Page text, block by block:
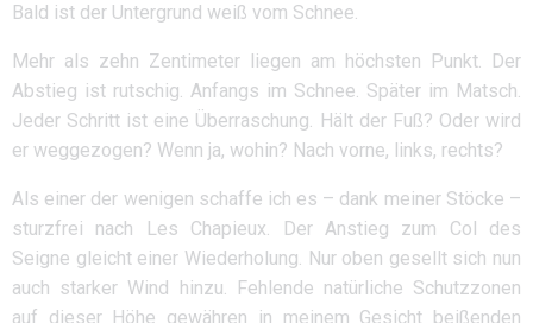
Bald ist der Untergrund weiß vom Schnee.
Mehr als zehn Zentimeter liegen am höchsten Punkt. Der
Abstieg ist rutschig. Anfangs im Schnee. Später im Matsch.
Jeder Schritt ist eine Überraschung. Hält der Fuß? Oder wird
er weggezogen? Wenn ja, wohin? Nach vorne, links, rechts?
Als einer der wenigen schaffe ich es – dank meiner Stöcke –
sturzfrei nach Les Chapieux. Der Anstieg zum Col des
Seigne gleicht einer Wiederholung. Nur oben gesellt sich nun
auch starker Wind hinzu. Fehlende natürliche Schutzzonen
auf dieser Höhe gewähren in meinem Gesicht beißenden